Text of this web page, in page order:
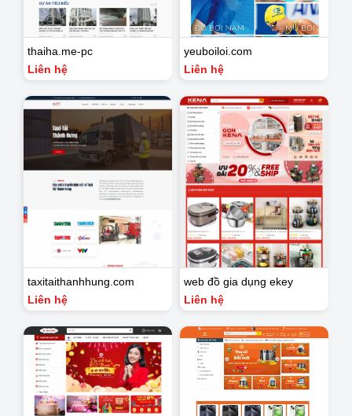
thaiha.me-pc
Liên hệ
yeuboiloi.com
Liên hệ
taxitaithanhhung.com
Liên hệ
web đồ gia dụng ekey
Liên hệ